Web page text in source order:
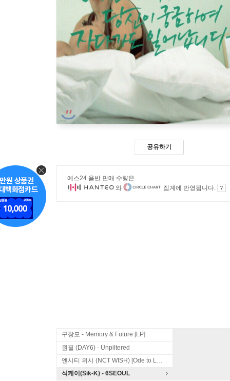
공유하기
예스24 음반 판매 수량은
와
집계에 반영됩니다.
구창모 - Memory & Future [LP]
원필 (DAY6) - Unpiltered
엔시티 위시 (NCT WISH) [Ode to Love]
식케이(Sik-K) - 6SEOUL